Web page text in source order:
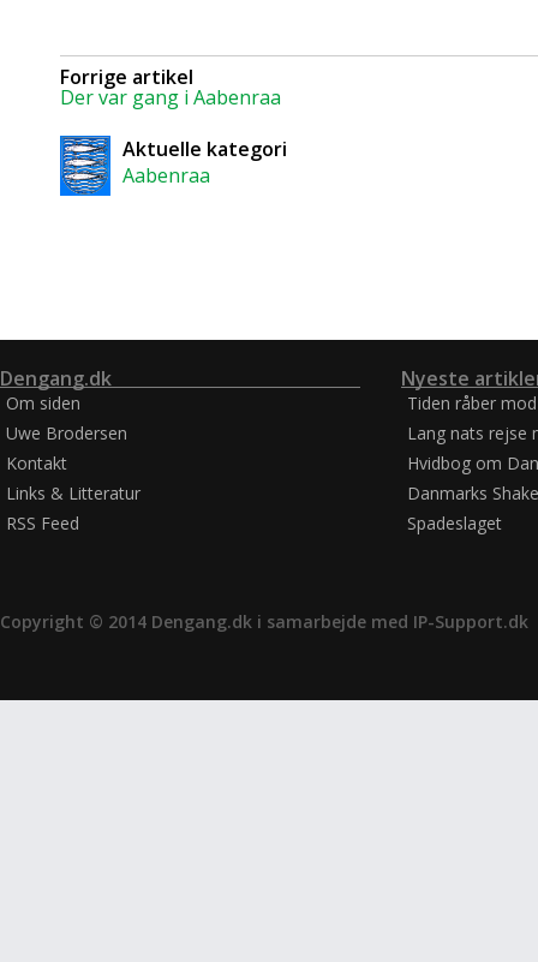
Forrige artikel
Der var gang i Aabenraa
Aktuelle kategori
Aabenraa
Dengang.dk
Om siden
Uwe Brodersen
Kontakt
Links & Litteratur
RSS Feed
Nyeste
Tiden råber
Lang nats rejse
Hvidbog om
Danmarks
Spadeslaget
Copyright © 2014 Dengang.dk i samarbejde med IP-Support.dk